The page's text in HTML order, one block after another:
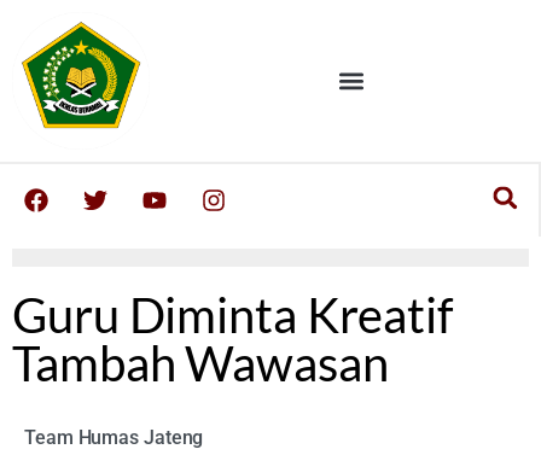
Guru Diminta Kreatif
Tambah Wawasan
Team Humas Jateng